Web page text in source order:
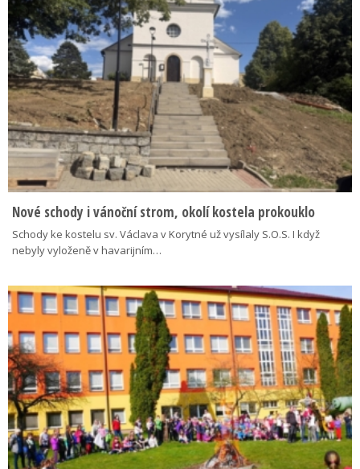
Nové schody i vánoční strom, okolí kostela prokouklo
Schody ke kostelu sv. Václava v Korytné už vysílaly S.O.S. I když
nebyly vyloženě v havarijním…